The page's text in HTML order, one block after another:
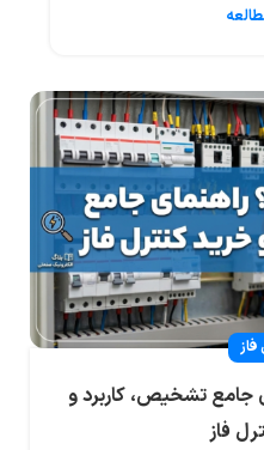
فاز
جامع تشخیص، کاربرد و
فاز